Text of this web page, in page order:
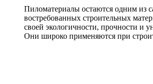
Пиломатериалы остаются одним из
востребованных строительных
своей экологичности, прочности и
Они широко применяются при